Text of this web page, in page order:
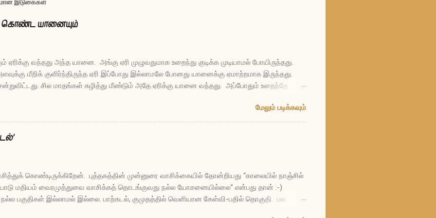
இடுகைகள்
கொண்ட யானையும்
வந்தது அந்த யானை. அங்கு ஏரி முழுவதுமாக உறைந்து குடிக்க முடியாமல் போயிருந்தது.
மீறிக் குளிர்ந்திருந்த ஏரி இப்போது இல்லாமலே போனது யானைக்கு ஏமாற்றமாக இருந்தது.
சில மாதங்கள் கழித்து மீண்டும் அதே ஏரிக்கு யானை வந்தது. அப்போதும் உறைந்தே
என்று. ஏரி சொன்னது, “நியாயமா என்று என்னைக் கேட்கிறாயா நீ? எத்தனையோ வருடங்கள் நான்
தாகம் தீர்த்தேன். என்னுள் மீன்களும் பாம்புகளும் தவளைகளும் தாவரங்களுமாக
வகை செய்து கொடுத்தேன். இந்தப் பாழாய்ப்போன காற்றுக்கு என்ன கோபமோ, என்னால்
வீசி இப்படி என்னை உறைய வைத்துவிட்டது. என் மேல்மட்டத்தில் பல அடி கனத்துக்கு நான்
உதவ முடியாமல் போனாலும், ஆழத்தில் நான...
மேலும் படிக்கவும்
கொண்டிருக்கிறேன். புத்தகத்தின் முன்னுரை வாசிக்கையில் தோன்றியது “காலையில் நாஞ்சில்
மதியம் வைரமுத்துவை வாசிக்கத் தொடங்குவது நல்ல யோசனையில்லை” என்பது தான் :-)
நல்ல பகுதிகள் இல்லாமல் இல்லை. பாற்கடல், குமுதத்தில் வெளியான கேள்வி-பதில் தொகுதி. பல